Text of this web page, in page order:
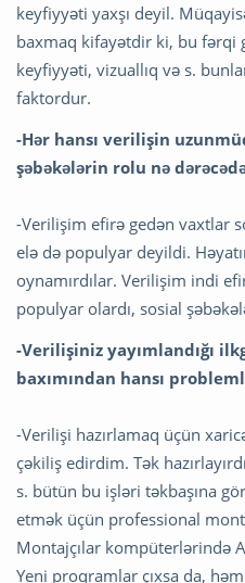
keyfiyyəti yaxşı deyil.
baxmaq kifayətdir ki, bu fərqi
keyfiyyəti, vizuallıq və s.
faktordur.
-Hər hansı verilişin
şəbəkələrin rolu nə
-Verilişim efirə gedən vaxtlar
elə də populyar deyildi.
oynamırdılar. Verilişim indi
populyar olardı, sosial
-Verilişiniz yayımlandığı
baxımından hansı
-Verilişi hazırlamaq üçün
çəkiliş edirdim. Tək
s. bütün bu işləri təkbaşına
etmək üçün professional
Montajçılar kompüterlərində
Yeni proqramlar çıxsa da,